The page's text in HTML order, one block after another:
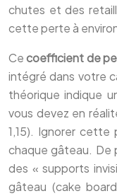
chutes et des
cette perte à
Cecoefficient de
intégré dans votre
théorique indique
vous devez en
1,15). Ignorer
chaque gâteau. De
des « supports
gâteau (cake